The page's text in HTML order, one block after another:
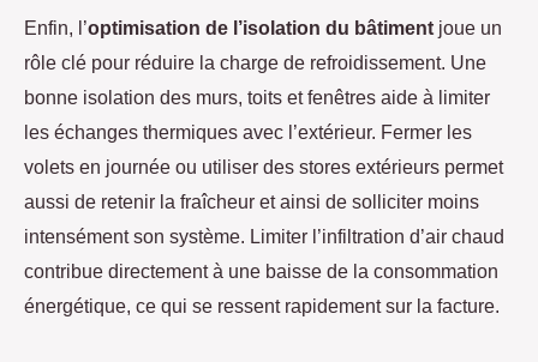
Enfin, l’optimisation de l’isolation du bâtiment joue un
rôle clé pour réduire la charge de refroidissement. Une
bonne isolation des murs, toits et fenêtres aide à limiter
les échanges thermiques avec l’extérieur. Fermer les
volets en journée ou utiliser des stores extérieurs permet
aussi de retenir la fraîcheur et ainsi de solliciter moins
intensément son système. Limiter l’infiltration d’air chaud
contribue directement à une baisse de la consommation
énergétique, ce qui se ressent rapidement sur la facture.